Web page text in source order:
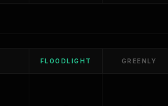
FLOODLIGHT GREENLY